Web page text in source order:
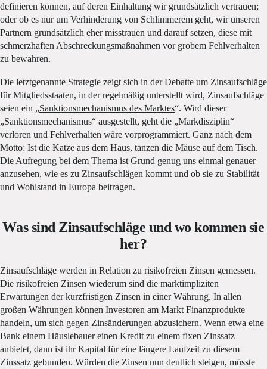
definieren können, auf deren Einhaltung wir grundsätzlich vertrauen;
oder ob es nur um Verhinderung von Schlimmerem geht, wir unseren
Partnern grundsätzlich eher misstrauen und darauf setzen, diese mit
schmerzhaften Abschreckungsmaßnahmen vor grobem Fehlverhalten
zu bewahren.
Die letztgenannte Strategie zeigt sich in der Debatte um Zinsaufschläge
für Mitgliedsstaaten, in der regelmäßig unterstellt wird, Zinsaufschläge
seien ein „Sanktionsmechanismus des Marktes“. Wird dieser
„Sanktionsmechanismus“ ausgestellt, geht die „Markdisziplin“
verloren und Fehlverhalten wäre vorprogrammiert. Ganz nach dem
Motto: Ist die Katze aus dem Haus, tanzen die Mäuse auf dem Tisch.
Die Aufregung bei dem Thema ist Grund genug uns einmal genauer
anzusehen, wie es zu Zinsaufschlägen kommt und ob sie zu Stabilität
und Wohlstand in Europa beitragen.
Was sind Zinsaufschläge und wo kommen sie
her?
Zinsaufschläge werden in Relation zu risikofreien Zinsen gemessen.
Die risikofreien Zinsen wiederum sind die marktimpliziten
Erwartungen der kurzfristigen Zinsen in einer Währung. In allen
großen Währungen können Investoren am Markt Finanzprodukte
handeln, um sich gegen Zinsänderungen abzusichern. Wenn etwa eine
Bank einem Häuslebauer einen Kredit zu einem fixen Zinssatz
anbietet, dann ist ihr Kapital für eine längere Laufzeit zu diesem
Zinssatz gebunden. Würden die Zinsen nun deutlich steigen, müsste